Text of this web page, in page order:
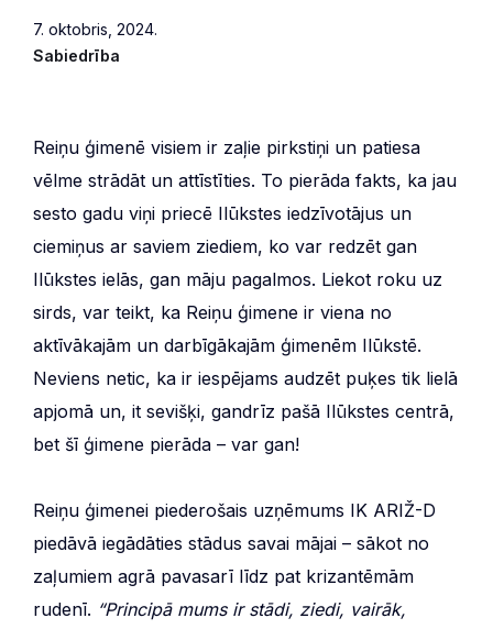
7. oktobris, 2024.
Sabiedrība
Reiņu ģimenē visiem ir zaļie pirkstiņi un patiesa
vēlme strādāt un attīstīties. To pierāda fakts, ka jau
sesto gadu viņi priecē Ilūkstes iedzīvotājus un
ciemiņus ar saviem ziediem, ko var redzēt gan
Ilūkstes ielās, gan māju pagalmos. Liekot roku uz
sirds, var teikt, ka Reiņu ģimene ir viena no
aktīvākajām un darbīgākajām ģimenēm Ilūkstē.
Neviens netic, ka ir iespējams audzēt puķes tik lielā
apjomā un, it sevišķi, gandrīz pašā Ilūkstes centrā,
bet šī ģimene pierāda – var gan!
Reiņu ģimenei piederošais uzņēmums IK ARIŽ-D
piedāvā iegādāties stādus savai mājai – sākot no
zaļumiem agrā pavasarī līdz pat krizantēmām
rudenī. “Principā mums ir stādi, ziedi, vairāk,